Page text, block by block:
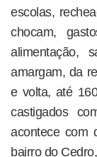
escolas,
chocam,
alimentação,
amargam, da
e volta, até
castigados
acontece com
bairro do